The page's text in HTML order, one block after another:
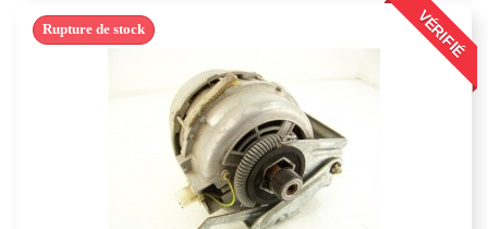
VÉRIFIÉ
Rupture de stock